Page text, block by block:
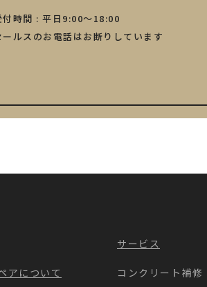
付時間 : 平日9:00～18:00
ールスのお電話はお断りしています
アについて
サービス
コンクリート補修